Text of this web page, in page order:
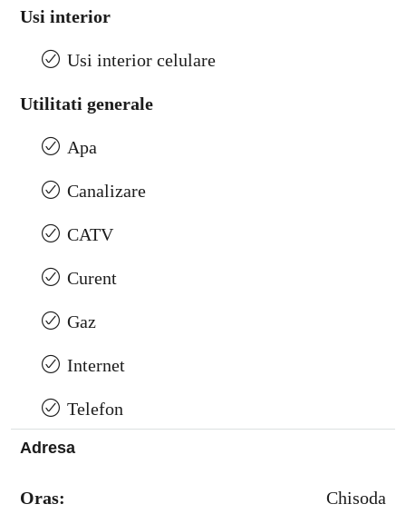
Usi interior
Usi interior celulare
Utilitati generale
Apa
Canalizare
CATV
Curent
Gaz
Internet
Telefon
Adresa
Oras: Chisoda